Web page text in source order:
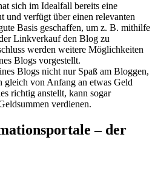
sich im Idealfall bereits eine
und verfügt über einen relevanten
Basis geschaffen, um z. B. mithilfe
Linkverkauf den Blog zu
werden weitere Möglichkeiten
Blogs vorgestellt.
Blogs nicht nur Spaß am Bloggen,
gleich von Anfang an etwas Geld
richtig anstellt, kann sogar
verdienen.
– der